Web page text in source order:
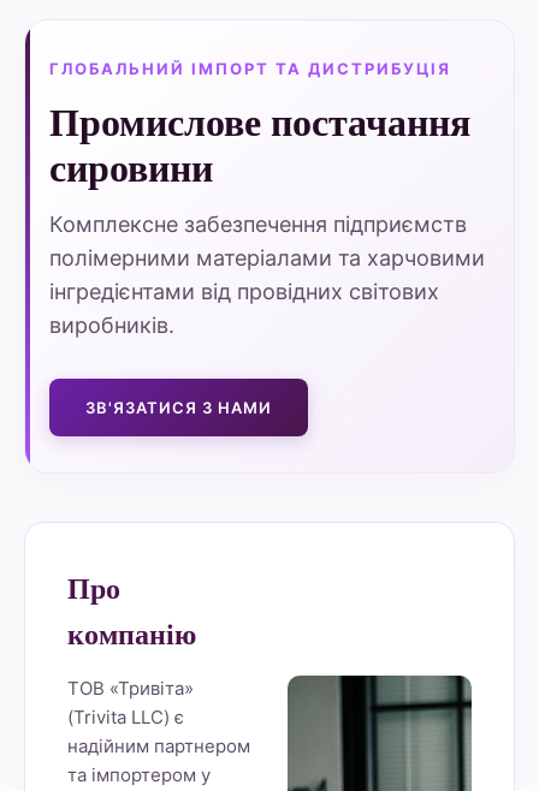
ГЛОБАЛЬНИЙ ІМПОРТ ТА ДИСТРИБУЦІЯ
Промислове постачання
сировини
Комплексне забезпечення підприємств
полімерними матеріалами та харчовими
інгредієнтами від провідних світових
виробників.
ЗВ'ЯЗАТИСЯ З НАМИ
Про
компанію
ТОВ «Тривіта»
(Trivita LLC) є
надійним партнером
та імпортером у